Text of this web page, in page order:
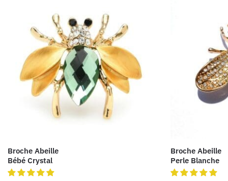
Broche Abeille
Bébé Crystal
Broche Abeille
Perle Blanche